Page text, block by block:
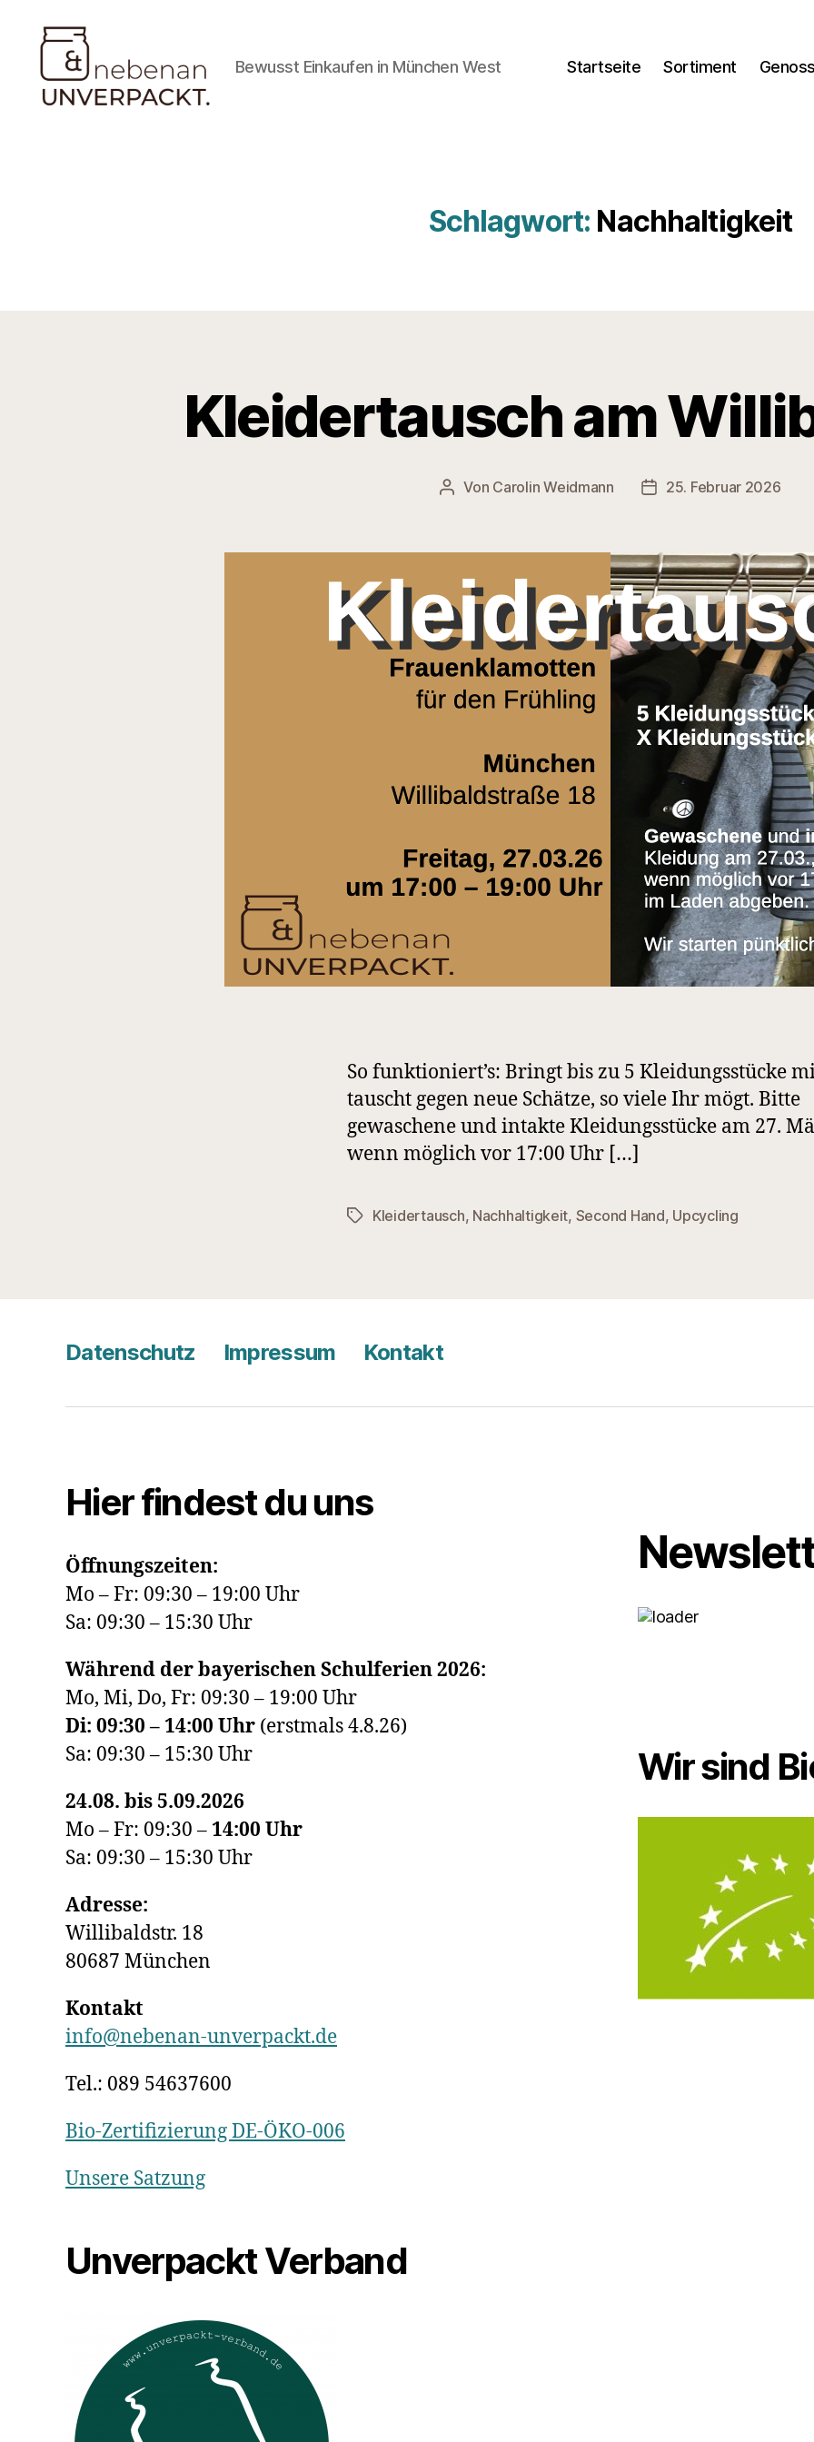
Bewusst Einkaufen in München West Startseite Sortiment
Schlagwort: Nachhaltigkeit
Kleidertausch am
Beitragsautor
Von Carolin Weidmann Veröffentlichungsdatum
25. Februar 2026
So funktioniert’s: Bringt bis zu 5 Kleidungsstücke
tauscht gegen neue Schätze, so viele Ihr mögt. Bitte
gewaschene und intakte Kleidungsstücke am 27.
wenn möglich vor 17:00 Uhr […]
Schlagwörter
Kleidertausch, Nachhaltigkeit, Second Hand, Upcycling
Datenschutz Impressum Kontakt
Hier findest du uns
Öffnungszeiten:
Mo – Fr: 09:30 – 19:00 Uhr
Sa: 09:30 – 15:30 Uhr
Während der bayerischen Schulferien 2026:
Mo, Mi, Do, Fr: 09:30 – 19:00 Uhr
Di: 09:30 – 14:00 Uhr (erstmals 4.8.26)
Sa: 09:30 – 15:30 Uhr
24.08. bis 5.09.2026
Mo – Fr: 09:30 – 14:00 Uhr
Sa: 09:30 – 15:30 Uhr
Adresse:
Willibaldstr. 18
80687 München
Kontakt
info@nebenan-unverpackt.de
Tel.: 089 54637600
Bio-Zertifizierung DE-ÖKO-006
Unsere Satzung
Unverpackt Verband
Wir sind